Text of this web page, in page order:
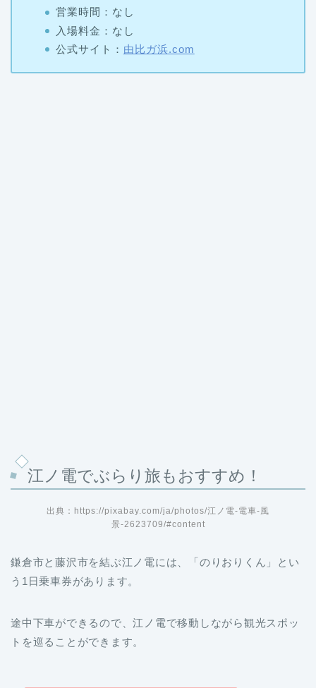
営業時間：なし
入場料金：なし
公式サイト： 由比ガ浜.com
江ノ電でぶらり旅もおすすめ！
出典：https://pixabay.com/ja/photos/江ノ電-電車-風
景-2623709/#content
鎌倉市と藤沢市を結ぶ江ノ電には、「のりおりくん」とい
う1日乗車券があります。
途中下車ができるので、江ノ電で移動しながら観光スポッ
トを巡ることができます。